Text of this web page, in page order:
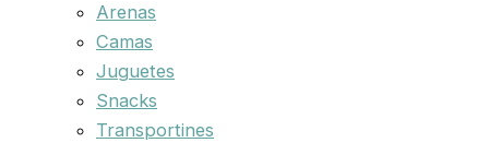
Arenas
Camas
Juguetes
Snacks
Transportines